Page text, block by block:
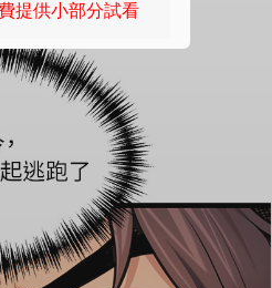
提供小部分試看